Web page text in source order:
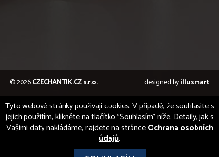
© 2026CZECHANTIK.CZ s.r.o. designed byillusmart
Tyto webové stránky používají cookies. V případě, že souhlasíte s
jejich použitím, klikněte na tlačítko "Souhlasím" níže. Detaily, jak s
Vašimi daty nakládáme, najdete na stránceOchrana osobních
údajů.